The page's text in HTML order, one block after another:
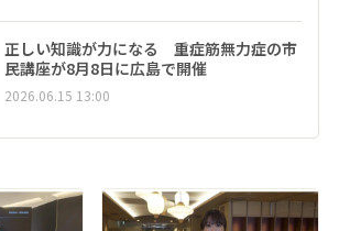
正しい知識が力になる 重症筋無力症の市
民講座が8月8日に広島で開催
2026.06.15 13:00